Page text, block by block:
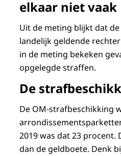
elkaar niet vaak
Uit de meting blijkt dat
landelijk geldende
in de meting bekeken
opgelegde straffen.
De
De OM-strafbeschikking
2019 was dat 23
dan de geldboete. Denk